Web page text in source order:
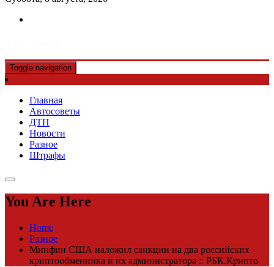
Toggle navigation
Главная
Автосоветы
ДТП
Новости
Разное
Штрафы
You Are Here
Home
Разное
Минфин США наложил санкции на два российских
криптообменника и их администратора :: РБК.Крипто